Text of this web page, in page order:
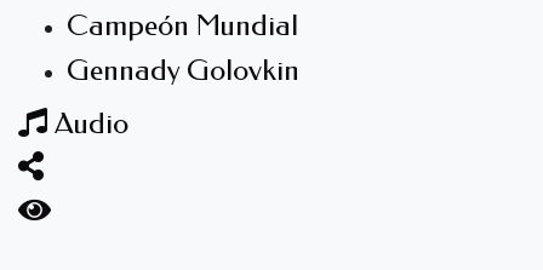
Campeón Mundial
Gennady Golovkin
Audio